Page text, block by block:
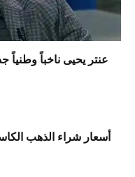
عنتر يحيى ناخباً وطنياً